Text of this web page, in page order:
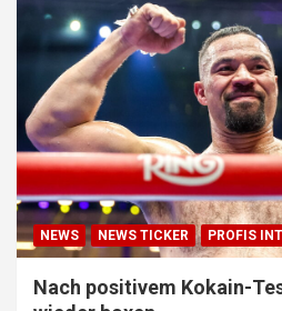
NEWS NEWS TICKER PROFIS
Nach positivem Kokain-